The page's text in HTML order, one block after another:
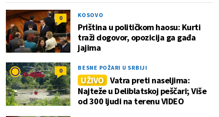
0 KOSOVO
Priština u političkom haosu: Kurti
traži dogovor, opozicija ga gađa
jajima
0 BESNE POŽARI U SRBIJI
UŽIVO Vatra preti naseljima:
Najteže u Deliblatskoj peščari; Više
od 300 ljudi na terenu VIDEO